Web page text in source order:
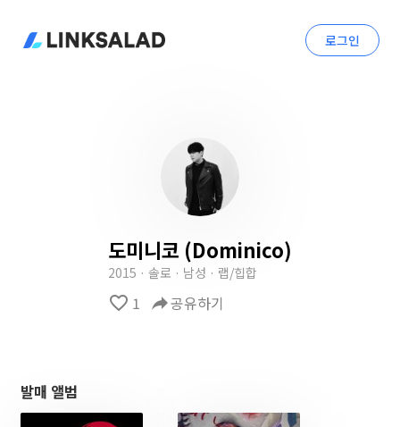
로그인
도미니코 (Dominico)
2015 · 솔로 · 남성 · 랩/힙합
favorite_border 1 reply공유하기
발매 앨범